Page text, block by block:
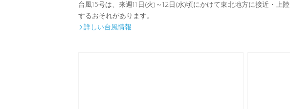
台風15号は、来週11日(火)～12日(水)頃にかけて東北地方に接近・上陸
するおそれがあります。
 詳しい台風情報